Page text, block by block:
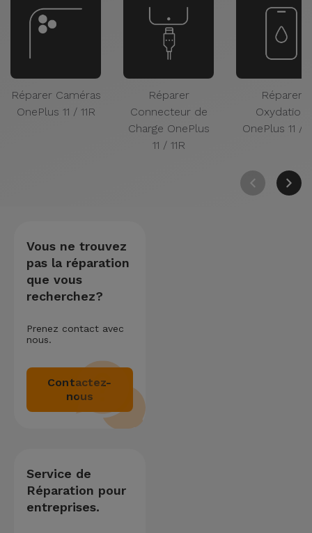
Réparer Caméras
OnePlus 11 / 11R
Réparer
Connecteur de
Charge OnePlus
11 / 11R
Réparer
Oxydation
OnePlus 11 /
Vous ne trouvez
pas la réparation
que vous
recherchez?
Prenez contact avec
nous.
Contactez-
nous
Service de
Réparation pour
entreprises.